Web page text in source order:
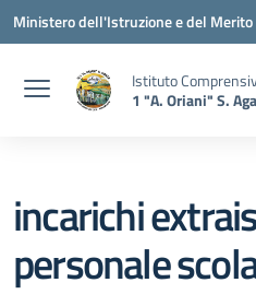
Vai ai contenuti
Vai al menu di navigazione
Vai al footer
Ministero dell'Istruzione e del Merito
Istituto
1 "A. Oriani" S.
incarichi
personale